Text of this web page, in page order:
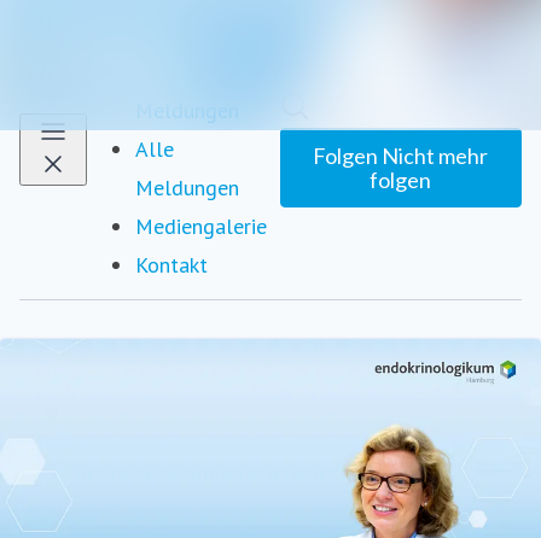
Alle
Meldungen
Mediengalerie
Kontakt
Folgen Nicht mehr
folgen